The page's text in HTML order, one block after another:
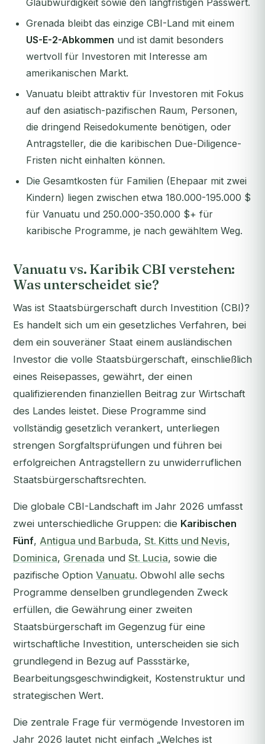
Glaubwürdigkeit sowie den langfristigen Passwert.
Grenada bleibt das einzige CBI-Land mit einem
US-E-2-Abkommen und ist damit besonders
wertvoll für Investoren mit Interesse am
amerikanischen Markt.
Vanuatu bleibt attraktiv für Investoren mit Fokus
auf den asiatisch-pazifischen Raum, Personen,
die dringend Reisedokumente benötigen, oder
Antragsteller, die die karibischen Due-Diligence-
Fristen nicht einhalten können.
Die Gesamtkosten für Familien (Ehepaar mit zwei
Kindern) liegen zwischen etwa 180.000-195.000 $
für Vanuatu und 250.000-350.000 $+ für
karibische Programme, je nach gewähltem Weg.
Vanuatu vs. Karibik CBI verstehen:
Was unterscheidet sie?
Was ist Staatsbürgerschaft durch Investition (CBI)?
Es handelt sich um ein gesetzliches Verfahren, bei
dem ein souveräner Staat einem ausländischen
Investor die volle Staatsbürgerschaft, einschließlich
eines Reisepasses, gewährt, der einen
qualifizierenden finanziellen Beitrag zur Wirtschaft
des Landes leistet. Diese Programme sind
vollständig gesetzlich verankert, unterliegen
strengen Sorgfaltsprüfungen und führen bei
erfolgreichen Antragstellern zu unwiderruflichen
Staatsbürgerschaftsrechten.
Die globale CBI-Landschaft im Jahr 2026 umfasst
zwei unterschiedliche Gruppen: die Karibischen
Fünf, Antigua und Barbuda, St. Kitts und Nevis,
Dominica, Grenada und St. Lucia, sowie die
pazifische Option Vanuatu. Obwohl alle sechs
Programme denselben grundlegenden Zweck
erfüllen, die Gewährung einer zweiten
Staatsbürgerschaft im Gegenzug für eine
wirtschaftliche Investition, unterscheiden sie sich
grundlegend in Bezug auf Passstärke,
Bearbeitungsgeschwindigkeit, Kostenstruktur und
strategischen Wert.
Die zentrale Frage für vermögende Investoren im
Jahr 2026 lautet nicht einfach „Welches ist